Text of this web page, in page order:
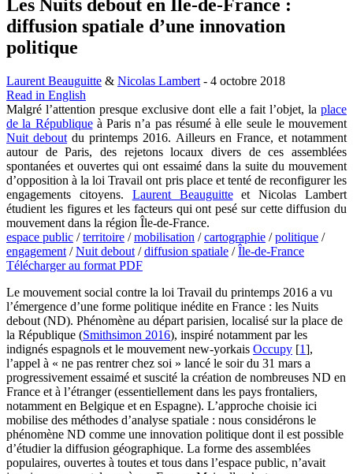
Les Nuits debout en Île-de-France :
diffusion spatiale d’une innovation
politique
Laurent Beauguitte & Nicolas Lambert - 4 octobre 2018
Read in English
Malgré l’attention presque exclusive dont elle a fait l’objet, la place
de la Républiqueà Paris n’a pas résumé à elle seule le mouvement
Nuit debout du printemps 2016. Ailleurs en France, et notamment
autour de Paris, des rejetons locaux divers de ces assemblées
spontanées et ouvertes qui ont essaimé dans la suite du mouvement
d’opposition à la loi Travail ont pris place et tenté de reconfigurer les
engagements citoyens. Laurent Beauguitteet Nicolas Lambert
étudient les figures et les facteurs qui ont pesé sur cette diffusion du
mouvement dans la région Île-de-France.
espace public /territoire /mobilisation /cartographie /politique /
engagement /Nuit debout /diffusion spatiale /Île-de-France
Télécharger au format PDF
Le mouvement social contre la loi Travail du printemps 2016 a vu
l’émergence d’une forme politique inédite en France : les Nuits
debout (ND). Phénomène au départ parisien, localisé sur la place de
la République (Smithsimon 2016), inspiré notamment par les
indignés espagnols et le mouvement new-yorkais Occupy [1],
l’appel à « ne pas rentrer chez soi » lancé le soir du 31 mars a
progressivement essaimé et suscité la création de nombreuses ND en
France et à l’étranger (essentiellement dans les pays frontaliers,
notamment en Belgique et en Espagne). L’approche choisie ici
mobilise des méthodes d’analyse spatiale : nous considérons le
phénomène ND comme une innovation politique dont il est possible
d’étudier la diffusion géographique. La forme des assemblées
populaires, ouvertes à toutes et tous dans l’espace public, n’avait